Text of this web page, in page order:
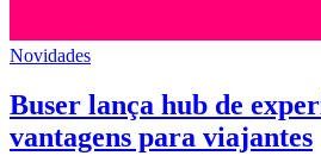
Novidades
Buser lança hub de
vantagens para viajantes